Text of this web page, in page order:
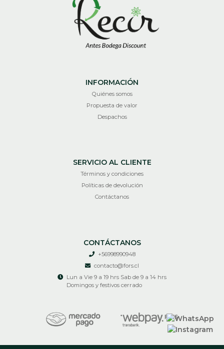
INFORMACIÓN
Quiénes somos
Propuesta de valor
Despachos
SERVICIO AL CLIENTE
Términos y condiciones
Políticas de devolución
Contáctanos
CONTÁCTANOS
+56998990948
contacto@fors.cl
Lun a Vie 9 a 19 hrs Sab de 9 a 14 hrs
Domingos y festivos cerrado